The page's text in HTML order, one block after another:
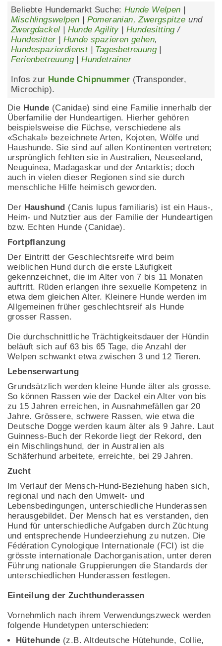
Beliebte Hundemarkt Suche: Hunde Welpen |
Mischlingswelpen | Pomeranian, Zwergspitze und
Zwergdackel | Hunde Agility |Hundesitting/
Hundesitter| Hunde spazieren gehen,
Hundespazierdienst| Tagesbetreuung|
Ferienbetreuung|Hundetrainer
Infos zur Hunde Chipnummer (Transponder,
Microchip).
Die Hunde (Canidae) sind eine Familie innerhalb der
Überfamilie der Hundeartigen. Hierher gehören
beispielsweise die Füchse, verschiedene als
«Schakal» bezeichnete Arten, Kojoten, Wölfe und
Haushunde. Sie sind auf allen Kontinenten vertreten;
ursprünglich fehlten sie in Australien, Neuseeland,
Neuguinea, Madagaskar und der Antarktis; doch
auch in vielen dieser Regionen sind sie durch
menschliche Hilfe heimisch geworden.
Der Haushund (Canis lupus familiaris) ist ein Haus-,
Heim- und Nutztier aus der Familie der Hundeartigen
bzw. Echten Hunde (Canidae).
Fortpflanzung
Der Eintritt der Geschlechtsreife wird beim
weiblichen Hund durch die erste Läufigkeit
gekennzeichnet, die im Alter von 7 bis 11 Monaten
auftritt. Rüden erlangen ihre sexuelle Kompetenz in
etwa dem gleichen Alter. Kleinere Hunde werden im
Allgemeinen früher geschlechtsreif als Hunde
grosser Rassen.
Die durchschnittliche Trächtigkeitsdauer der Hündin
beläuft sich auf 63 bis 65 Tage, die Anzahl der
Welpen schwankt etwa zwischen 3 und 12 Tieren.
Lebenserwartung
Grundsätzlich werden kleine Hunde älter als grosse.
So können Rassen wie der Dackel ein Alter von bis
zu 15 Jahren erreichen, in Ausnahmefällen gar 20
Jahre. Grössere, schwere Rassen, wie etwa die
Deutsche Dogge werden kaum älter als 9 Jahre. Laut
Guinness-Buch der Rekorde liegt der Rekord, den
ein Mischlingshund, der in Australien als
Schäferhund arbeitete, erreichte, bei 29 Jahren.
Zucht
Im Verlauf der Mensch-Hund-Beziehung haben sich,
regional und nach den Umwelt- und
Lebensbedingungen, unterschiedliche Hunderassen
herausgebildet. Der Mensch hat es verstanden, den
Hund für unterschiedliche Aufgaben durch Züchtung
und entsprechende Hundeerziehung zu nutzen. Die
Fédération Cynologique Internationale (FCI) ist die
grösste internationale Dachorganisation, unter deren
Führung nationale Gruppierungen die Standards der
unterschiedlichen Hunderassen festlegen.
Einteilung der Zuchthunderassen
Vornehmlich nach ihrem Verwendungszweck werden
folgende Hundetypen unterschieden:
Hütehunde (z.B. Altdeutsche Hütehunde, Collie,